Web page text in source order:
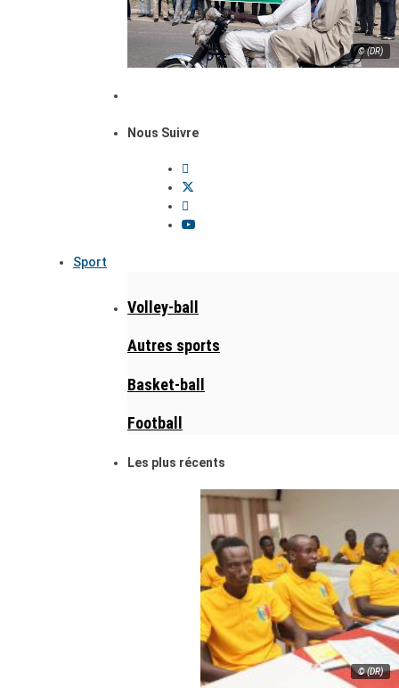
© (DR)
Nous Suivre
Sport
Volley-ball
Autres sports
Basket-ball
Football
Les plus récents
© (DR)